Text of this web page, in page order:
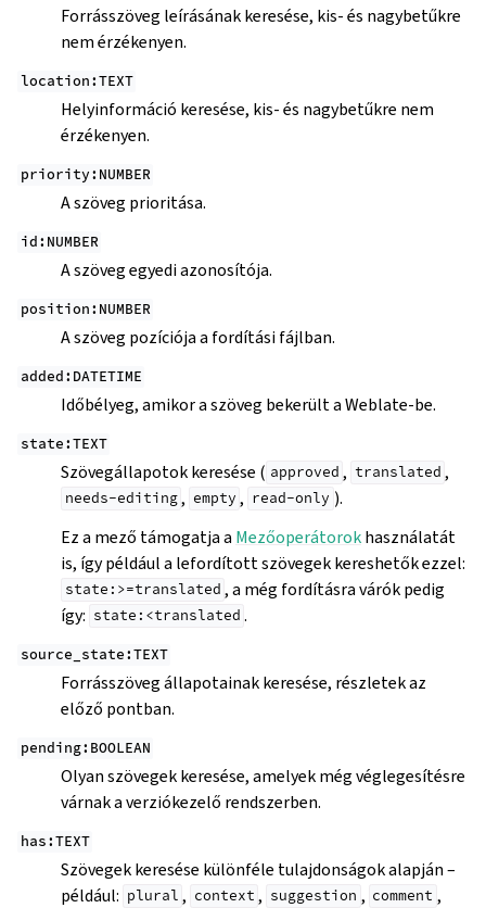
Forrásszöveg leírásának keresése, kis- és nagybetűkre
nem érzékenyen.
location:TEXT
Helyinformáció keresése, kis- és nagybetűkre nem
érzékenyen.
priority:NUMBER
A szöveg prioritása.
id:NUMBER
A szöveg egyedi azonosítója.
position:NUMBER
A szöveg pozíciója a fordítási fájlban.
added:DATETIME
Időbélyeg, amikor a szöveg bekerült a Weblate-be.
state:TEXT
Szövegállapotok keresése ( approved , translated ,
needs-editing , empty , read-only ).
Ez a mező támogatja a Mezőoperátorokhasználatát
is, így például a lefordított szövegek kereshetők ezzel:
state:>=translated , a még fordításra várók pedig
így: state:<translated .
source_state:TEXT
Forrásszöveg állapotainak keresése, részletek az
előző pontban.
pending:BOOLEAN
Olyan szövegek keresése, amelyek még véglegesítésre
várnak a verziókezelő rendszerben.
has:TEXT
Szövegek keresése különféle tulajdonságok alapján –
például: plural , context , suggestion , comment ,